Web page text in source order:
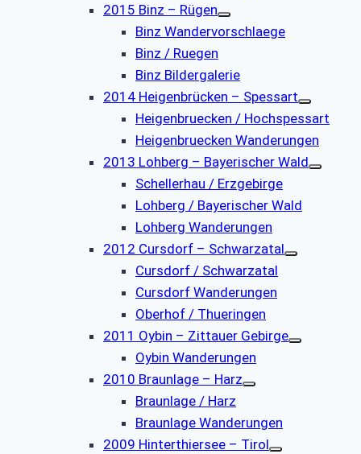
2015 Binz – Rügen
Binz Wandervorschlaege
Binz / Ruegen
Binz Bildergalerie
2014 Heigenbrücken – Spessart
Heigenbruecken / Hochspessart
Heigenbruecken Wanderungen
2013 Lohberg – Bayerischer Wald
Schellerhau / Erzgebirge
Lohberg / Bayerischer Wald
Lohberg Wanderungen
2012 Cursdorf – Schwarzatal
Cursdorf / Schwarzatal
Cursdorf Wanderungen
Oberhof / Thueringen
2011 Oybin – Zittauer Gebirge
Oybin Wanderungen
2010 Braunlage – Harz
Braunlage / Harz
Braunlage Wanderungen
2009 Hinterthiersee – Tirol